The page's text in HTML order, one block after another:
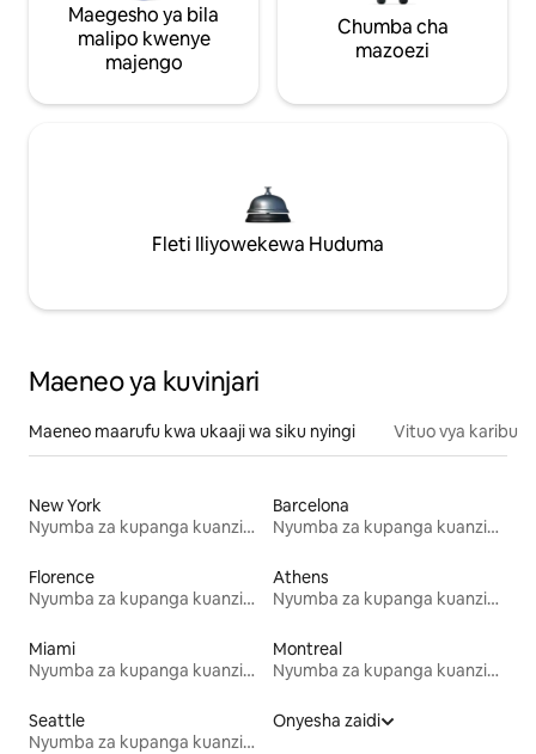
Maegesho ya bila
malipo kwenye
majengo
Chumba cha
mazoezi
Fleti Iliyowekewa Huduma
Maeneo ya kuvinjari
Maeneo maarufu kwa ukaaji wa siku nyingi Vituo vya karibu
New York
Nyumba za kupanga kuanzia mwezi mmoja
Barcelona
Nyumba za kupanga kuanzia mwezi mmoja
Florence
Nyumba za kupanga kuanzia mwezi mmoja
Athens
Nyumba za kupanga kuanzia mwezi mmoja
Miami
Nyumba za kupanga kuanzia mwezi mmoja
Montreal
Nyumba za kupanga kuanzia mwezi mmoja
Seattle
Nyumba za kupanga kuanzia mwezi mmoja
Onyesha zaidi